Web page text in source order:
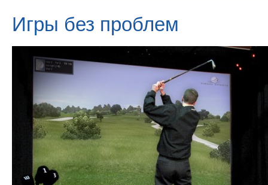
Игры без проблем